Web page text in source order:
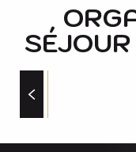
BAR L'ICC
BAR LA CANTINA
L'EPI D'AURE
URSUS COFFEE
LE COMPTOIR
LE COMPTOIR
RESTAURANT-BAR